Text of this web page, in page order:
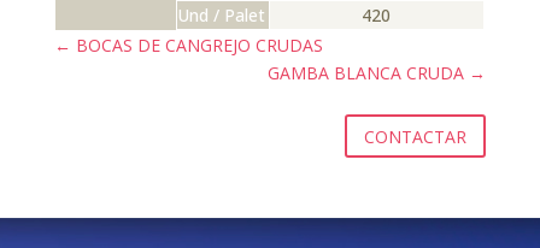
Und / Palet
420
← BOCAS DE CANGREJO CRUDAS
GAMBA BLANCA CRUDA →
CONTACTAR